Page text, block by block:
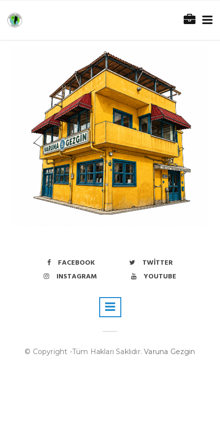
FACEBOOK
TWITTER
INSTAGRAM
YOUTUBE
© Copyright -Tüm Hakları Saklıdır.Varuna Gezgin